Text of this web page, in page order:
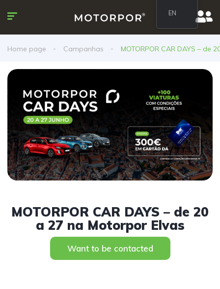
Home page Campanhas MOTORPOR CAR DAYS – de
MOTORPOR CAR DAYS – de 20
a 27 na Motorpor Elvas
Want to be contacted
EN